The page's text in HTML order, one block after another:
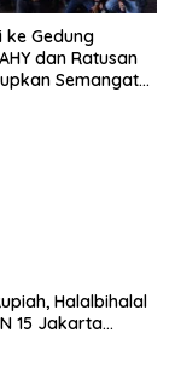
ke Gedung
dan Ratusan
Semangat
Halalbihalal
15 Jakarta